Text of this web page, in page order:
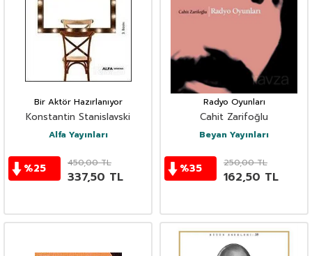
Bir Aktör Hazırlanıyor
Konstantin Stanislavski
Alfa Yayınları
%25 450,00TL
337,50 TL
Radyo Oyunları
Cahit Zarifoğlu
Beyan Yayınları
%35 250,00TL
162,50 TL